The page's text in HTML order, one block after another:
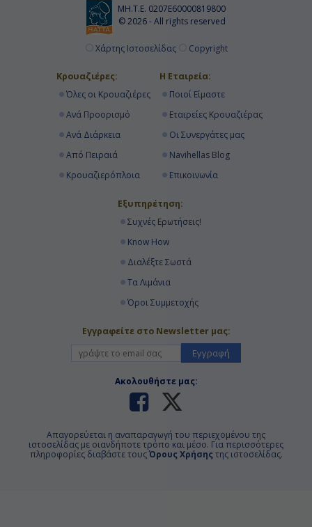
ΜΗ.Τ.Ε. 0207Ε60000819800
© 2026 - All rights reserved
Χάρτης Ιστοσελίδας Copyright
Κρουαζιέρες:
Όλες οι Κρουαζιέρες
Ανά Προορισμό
Ανά Διάρκεια
Από Πειραιά
Κρουαζιερόπλοια
Η Εταιρεία:
Ποιοί Είμαστε
Εταιρείες Κρουαζιέρας
Οι Συνεργάτες μας
Navihellas Blog
Επικοινωνία
Εξυπηρέτηση:
Συχνές Ερωτήσεις!
Know How
Διαλέξτε Σωστά
Τα Λιμάνια
Όροι Συμμετοχής
Εγγραφείτε στο Newsletter μας:
Εγγραφή
Ακολουθήστε μας:
Απαγορεύεται η αναπαραγωγή του περιεχομένου της
ιστοσελίδας με οιανδήποτε τρόπο και μέσο. Για περισσότερες
πληροφορίες διαβάστε τουςΌρους Χρήσης της ιστοσελίδας.